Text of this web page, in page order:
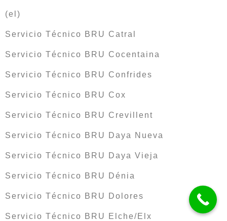
(el)
Servicio Técnico BRU Catral
Servicio Técnico BRU Cocentaina
Servicio Técnico BRU Confrides
Servicio Técnico BRU Cox
Servicio Técnico BRU Crevillent
Servicio Técnico BRU Daya Nueva
Servicio Técnico BRU Daya Vieja
Servicio Técnico BRU Dénia
Servicio Técnico BRU Dolores
Servicio Técnico BRU Elche/Elx